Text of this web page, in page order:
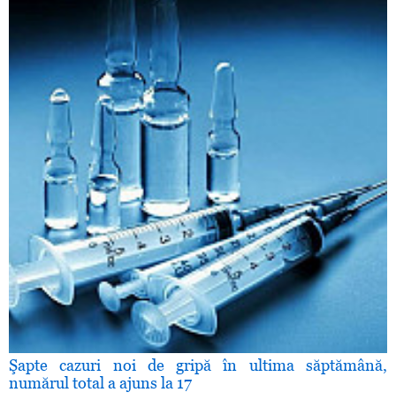
Şapte cazuri noi de gripă în ultima săptămână,
numărul total a ajuns la 17